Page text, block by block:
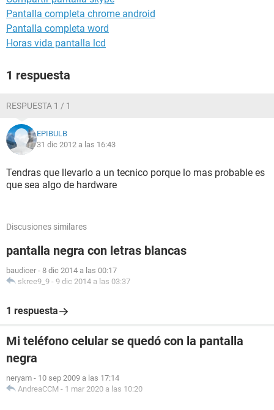
Pantalla completa chrome android
Pantalla completa word
Horas vida pantalla lcd
1 respuesta
RESPUESTA 1 / 1
EPIBULB
31 dic 2012 a las 16:43
Tendras que llevarlo a un tecnico porque lo mas probable es
que sea algo de hardware
Discusiones similares
pantalla negra con letras blancas
baudicer - 8 dic 2014 a las 00:17
skree9_9 - 9 dic 2014 a las 03:37
1 respuesta
Mi teléfono celular se quedó con la pantalla
negra
neryam - 10 sep 2009 a las 17:14
AndreaCCM - 1 mar 2020 a las 10:20